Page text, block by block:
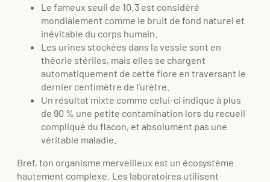
Le fameux seuil de 10.3 est considéré
mondialement comme le bruit de fond naturel et
inévitable du corps humain.
Les urines stockées dans la vessie sont en
théorie stériles, mais elles se chargent
automatiquement de cette flore en traversant le
dernier centimètre de l’urètre.
Un résultat mixte comme celui-ci indique à plus
de 90 % une petite contamination lors du recueil
compliqué du flacon, et absolument pas une
véritable maladie.
Bref, ton organisme merveilleux est un écosystème
hautement complexe. Les laboratoires utilisent